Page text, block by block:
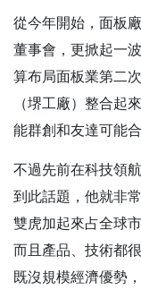
從今年開始，面板
董事會，更掀起一
算布局面板業第二
（堺工廠）整合起
能群創和友達可能
不過先前在科技領
到此話題，他就非
雙虎加起來占全球
而且產品、技術都
既沒規模經濟優勢